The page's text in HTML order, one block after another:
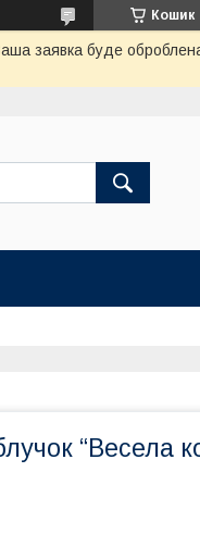
Кошик
заявка буде
“Весела